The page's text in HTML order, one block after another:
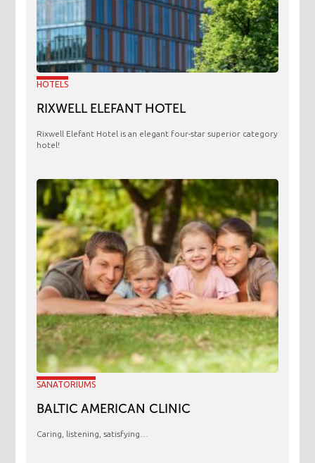
HOTELS
RIXWELL ELEFANT HOTEL
Rixwell Elefant Hotel is an elegant four-star superior category
hotel!
SANATORIUMS
BALTIC AMERICAN CLINIC
Caring, listening, satisfying…